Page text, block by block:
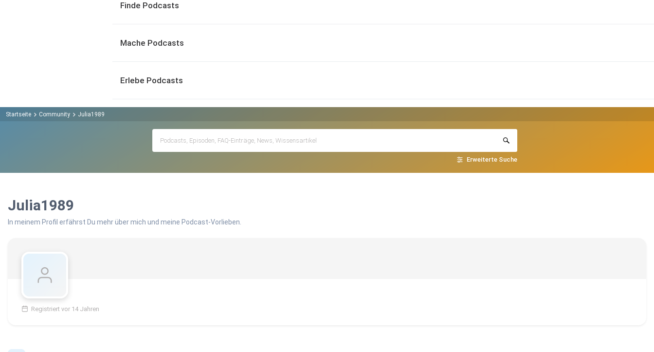
Finde Podcasts
Mache Podcasts
Erlebe Podcasts
Startseite Community Julia1989
Erweiterte Suche
Julia1989
In meinem Profil erfährst Du mehr über mich und meine Podcast-Vorlieben.
Registriert vor 14 Jahren